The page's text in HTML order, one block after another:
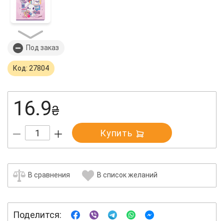
Под заказ
Код: 27804
16.9₴
Купить
В сравнения В список желаний
Поделится: